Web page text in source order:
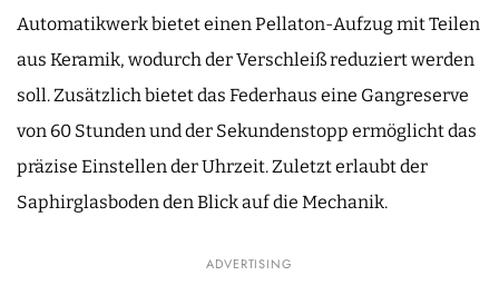
Automatikwerk bietet einen Pellaton-Aufzug mit Teilen
aus Keramik, wodurch der Verschleiß reduziert werden
soll. Zusätzlich bietet das Federhaus eine Gangreserve
von 60 Stunden und der Sekundenstopp ermöglicht das
präzise Einstellen der Uhrzeit. Zuletzt erlaubt der
Saphirglasboden den Blick auf die Mechanik.
ADVERTISING